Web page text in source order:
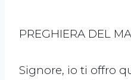
PREGHIERA DEL
Signore, io ti offro